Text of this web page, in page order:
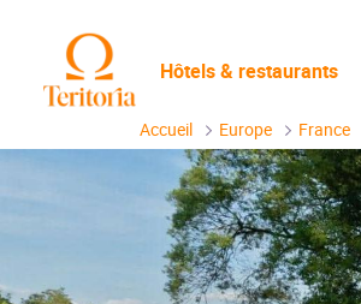
Hôtels & restaurants
Accueil
Europe France